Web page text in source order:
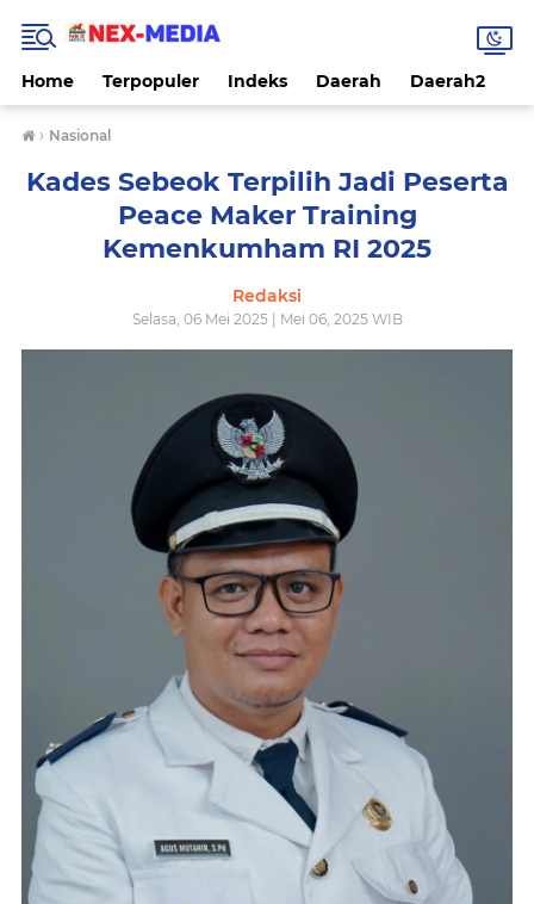
Home Terpopuler Indeks Daerah Daerah2
› Nasional
Kades Sebeok Terpilih Jadi Peserta
Peace Maker Training
Kemenkumham RI 2025
Redaksi
Selasa, 06 Mei 2025 | Mei 06, 2025 WIB